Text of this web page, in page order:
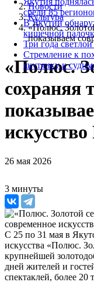
среди 85
В Якутии
кишечной
Три года
Стремление к
якутянку к
Новости
Культура
«Полюс.
показываем
«Полюс.
сохраняя
26 мая 2026
3 минуты
С 25 по 31 мая в
искусства «Полюс.
крупнейшей
дней жителей и
спектаклей, более 20